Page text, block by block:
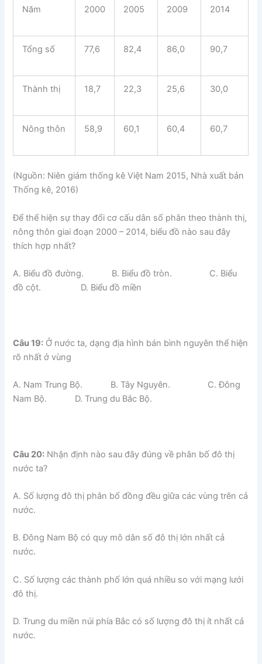
Năm 2000 2005 2009 2014
Tổng số 77,6 82,4 86,0 90,7
Thành thị 18,7 22,3 25,6 30,0
Nông thôn 58,9 60,1 60,4 60,7
(Nguồn: Niên giám thống kê Việt Nam 2015, Nhà xuất bản
Thống kê, 2016)
Để thể hiện sự thay đổi cơ cấu dân số phân theo thành thị,
nông thôn giai đoạn 2000 – 2014, biểu đồ nào sau đây
thích hợp nhất?
A. Biểu đồ đường. B. Biểu đồ tròn. C. Biểu
đồ cột. D. Biểu đồ miền
Câu 19: Ở nước ta, dạng địa hình bán bình nguyên thể hiện
rõ nhất ở vùng
A. Nam Trung Bộ. B. Tây Nguyên. C. Đông
Nam Bộ. D. Trung du Bắc Bộ.
Câu 20: Nhận định nào sau đây đúng về phân bố đô thị
nước ta?
A. Số lượng đô thị phân bố đồng đều giữa các vùng trên cả
nước.
B. Đông Nam Bộ có quy mô dân số đô thị lớn nhất cả
nước.
C. Số lượng các thành phố lớn quá nhiều so với mạng lưới
đô thị.
D. Trung du miền núi phía Bắc có số lượng đô thị ít nhất cả
nước.